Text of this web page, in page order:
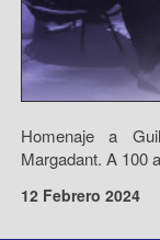
Homenaje a
Margadant. A 100
12 Febrero 2024